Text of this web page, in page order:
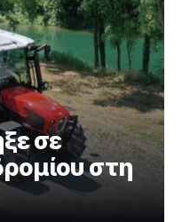
σε
στη